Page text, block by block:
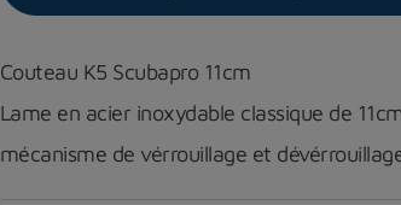
Couteau K5 Scubapro 11cm
Lame en acier inoxydable classique de
mécanisme de vérrouillage et